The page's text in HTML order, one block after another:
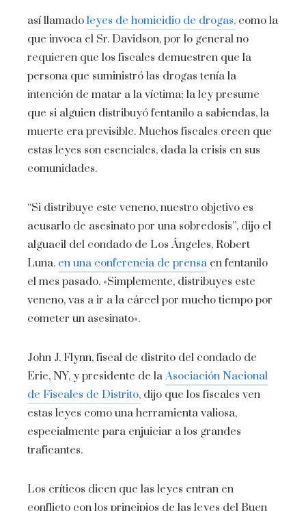
así llamado leyes de homicidio de drogas, como la
que invoca el Sr. Davidson, por lo general no
requieren que los fiscales demuestren que la
persona que suministró las drogas tenía la
intención de matar a la víctima; la ley presume
que si alguien distribuyó fentanilo a sabiendas, la
muerte era previsible. Muchos fiscales creen que
estas leyes son esenciales, dada la crisis en sus
comunidades.
“Si distribuye este veneno, nuestro objetivo es
acusarlo de asesinato por una sobredosis”, dijo el
alguacil del condado de Los Ángeles, Robert
Luna. en una conferencia de prensa en fentanilo
el mes pasado. «Simplemente, distribuyes este
veneno, vas a ir a la cárcel por mucho tiempo por
cometer un asesinato».
John J. Flynn, fiscal de distrito del condado de
Erie, NY, y presidente de laAsociación Nacional
de Fiscales de Distrito, dijo que los fiscales ven
estas leyes como una herramienta valiosa,
especialmente para enjuiciar a los grandes
traficantes.
Los críticos dicen que las leyes entran en
conflicto con los principios de las leyes del Buen